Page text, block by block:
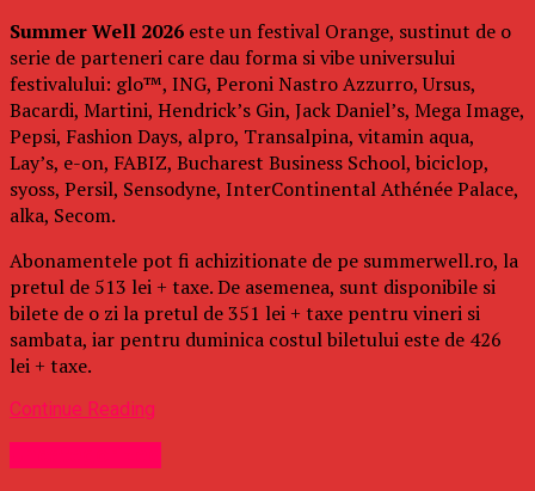
Summer Well 2026 este un festival Orange, sustinut de o
serie de parteneri care dau forma si vibe universului
festivalului: glo™, ING, Peroni Nastro Azzurro, Ursus,
Bacardi, Martini, Hendrick’s Gin, Jack Daniel’s, Mega Image,
Pepsi, Fashion Days, alpro, Transalpina, vitamin aqua,
Lay’s, e-on, FABIZ, Bucharest Business School, biciclop,
syoss, Persil, Sensodyne, InterContinental Athénée Palace,
alka, Secom.
Abonamentele pot fi achizitionate de pe summerwell.ro, la
pretul de 513 lei + taxe. De asemenea, sunt disponibile si
bilete de o zi la pretul de 351 lei + taxe pentru vineri si
sambata, iar pentru duminica costul biletului este de 426
lei + taxe.
Continue Reading